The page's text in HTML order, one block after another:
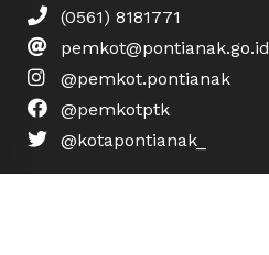
(0561) 8181771
pemkot@pontianak.go.id
@pemkot.pontianak
@pemkotptk
@kotapontianak_